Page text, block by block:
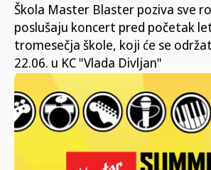
Škola Master Blaster poziva sve
poslušaju koncert pred početak
tromesečja škole, koji će se
22.06. u KC "Vlada Divljan"